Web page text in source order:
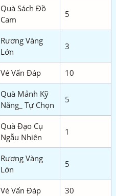
Quà Sách Đồ
Cam
5
Rương Vàng
Lớn
3
Vé Vấn Đáp 10
Quà Mảnh Kỹ
Năng_ Tự Chọn
5
Quà Đạo Cụ
Ngẫu Nhiên
1
Rương Vàng
Lớn
5
Vé Vấn Đáp 30